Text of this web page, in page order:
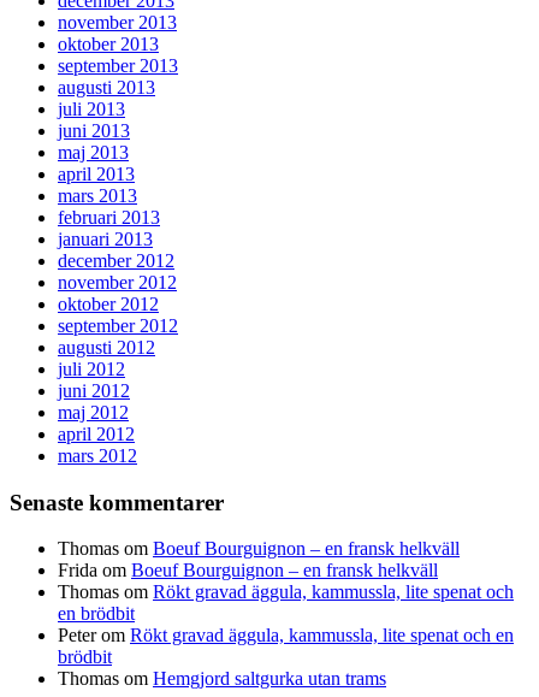
november 2013
oktober 2013
september 2013
augusti 2013
juli 2013
juni 2013
maj 2013
april 2013
mars 2013
februari 2013
januari 2013
december 2012
november 2012
oktober 2012
september 2012
augusti 2012
juli 2012
juni 2012
maj 2012
april 2012
mars 2012
Senaste kommentarer
Thomas om Boeuf Bourguignon – en fransk helkväll
Frida om Boeuf Bourguignon – en fransk helkväll
Thomas om Rökt gravad äggula, kammussla, lite spenat och
en brödbit
Peterom Rökt gravad äggula, kammussla, lite spenat och en
brödbit
Thomas om Hemgjord saltgurka utan trams